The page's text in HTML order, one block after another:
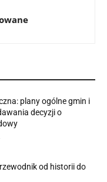
plany ogólne gmin i
decyzji o
od historii do